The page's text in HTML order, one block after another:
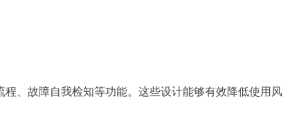
、故障自我检知等功能。这些设计能够有效降低使用风